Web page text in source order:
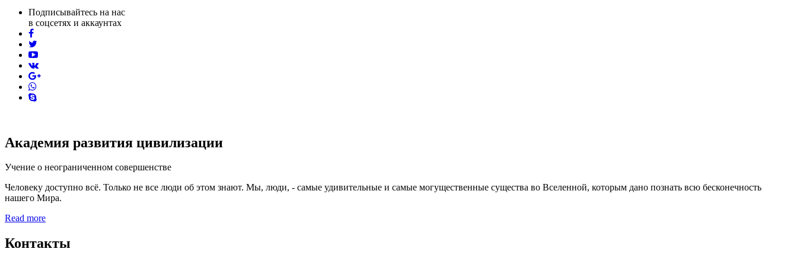
Подписывайтесь на нас
в соцсетях и аккаунтах
facebook
youtube
vk
skype
Академия развития цивилизации
Учение о неограниченном совершенстве
Человеку доступно всё. Только не все люди об этом знают. Мы, люди, - самые удивительные и самые могущественные существа во Вселенной, которым дано познать всю бесконечность
нашего Мира.
Read more
Контакты